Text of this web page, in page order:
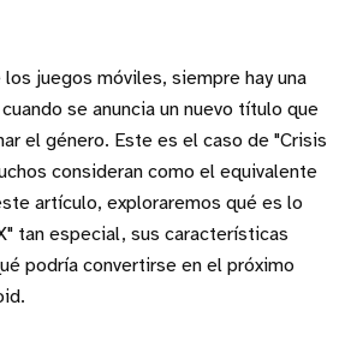
los juegos móviles, siempre hay una
se anuncia un nuevo título que
el género. Este es el caso de "Crisis
consideran como el equivalente
artículo, exploraremos qué es lo
tan especial, sus características
podría convertirse en el próximo